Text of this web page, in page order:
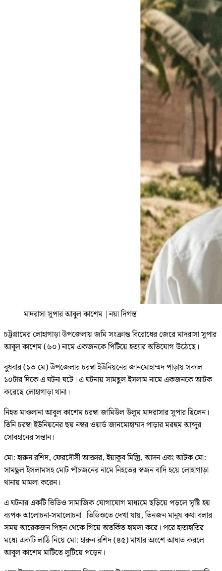
মাদরাসা সুপার আবুল কাশেম |নয়া দিগন্ত
চট্টগ্রামের লোহাগাড়া উপজেলায় জমি সংক্রান্ত বিরোধের জেরে মাদরাসা সুপার
আবুল কাশেম (৬০) নামে একজনকে পিটিয়ে হত্যার অভিযোগ উঠেছে।
বুধবার (১৩ মে) উপজেলার চরম্বা ইউনিয়নের জানমোহাম্মদ পাড়ায় সকাল
১০টার দিকে এ ঘটনা ঘটে। এ ঘটনায় সামছুল ইসলাম নামে একজনকে আটক
করেছে লোহাগাড়া থানা।
নিহত মাওলানা আবুল কাশেম চরম্বা জামিউল উলুম মাদরাসার সুপার ছিলেন।
তিনি চরম্বা ইউনিয়নের ছয় নম্বর ওয়ার্ড জানমোহাম্মদ পাড়ার মরহুম আব্দুর
সোবহানের সন্তান।
মো: হারুন রশিদ, ফেরদৌসী আক্তার, ইয়াকুব মিস্ত্রি, আদন এবং আটক মো:
সামছুল ইসলামসহ মোট পাঁচজনের নামে নিহতের স্বজন বাদি হয়ে লোহাগাড়া
থানায় মামলা করেন।
এ ঘটনার একটি ভিডিও সামাজিক যোগাযোগ মাধ্যমে ছড়িয়ে পড়লে সৃষ্টি হয়
ব্যপক আলোচনা-সমালোচনা। ভিডিওতে দেখা যায়, তিনজন মানুষ কথা বলার
সময় আরেকজন পিছন থেকে গিয়ে অতর্কিত হামলা করে। পরে হাতাহাতির
মধ্যে একটি লাঠি নিয়ে মো: হারুন রশিদ (৪৫) মাথার অংশে আঘাত করলে
আবুল কাশেম মাটিতে লুটিয়ে পড়েন।